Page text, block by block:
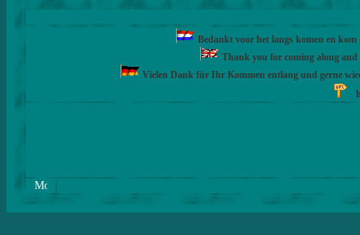
Bedankt voor het langs komen en
Thank you for coming along and
Vielen Dank für Ihr Kommen entlang und gerne